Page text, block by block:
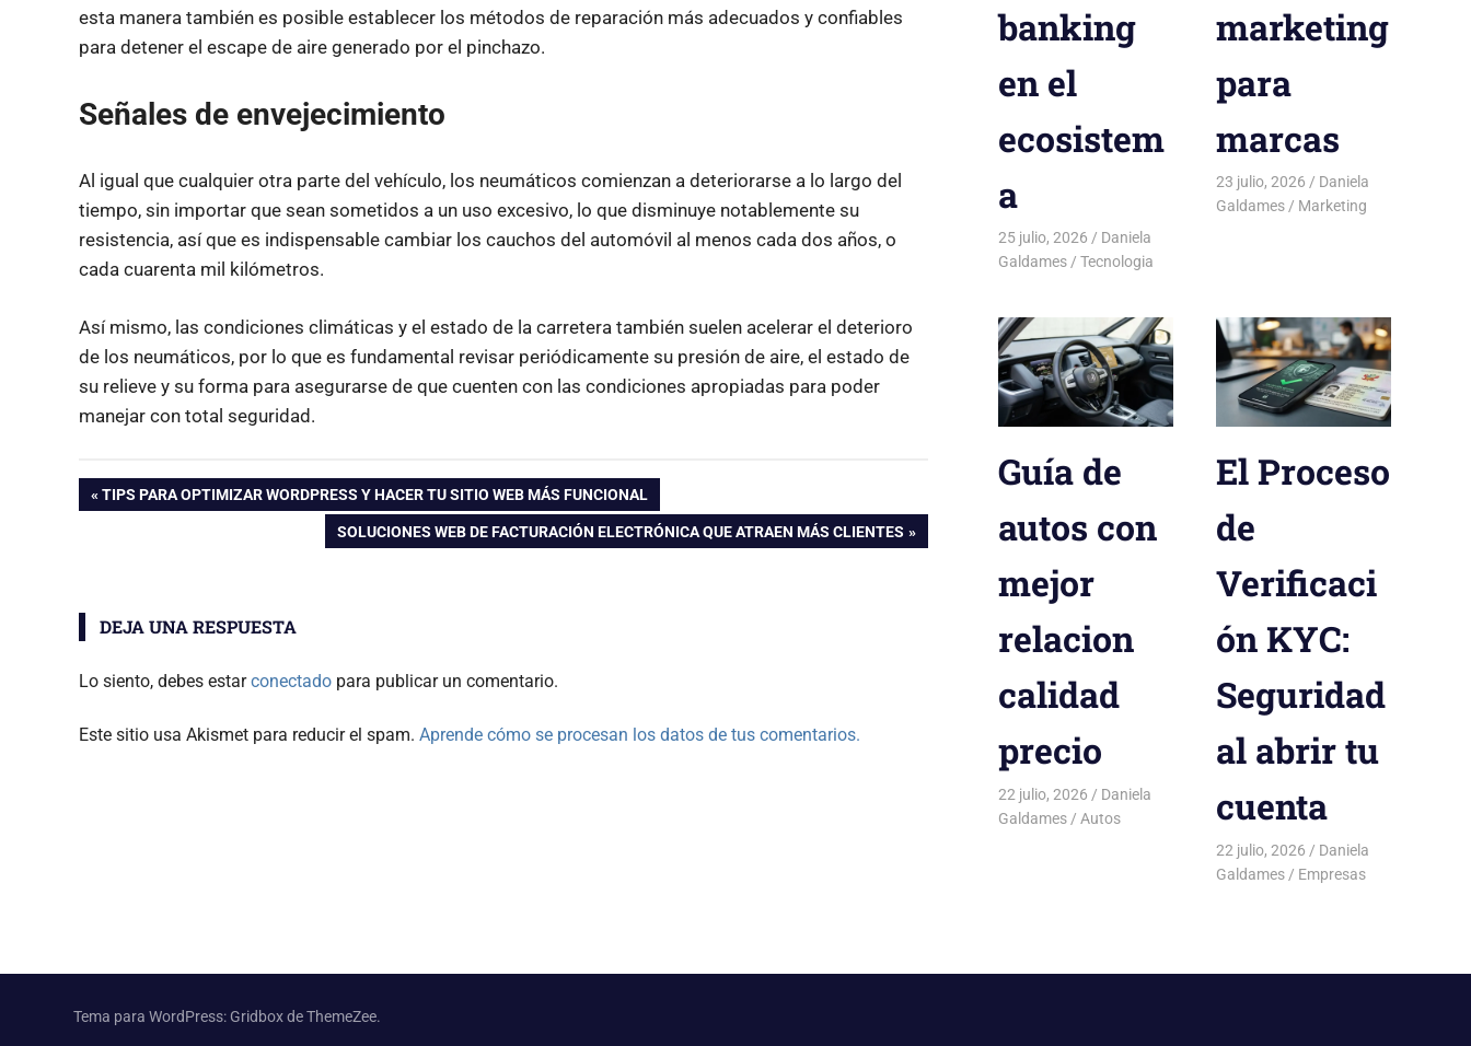
esta manera también es posible establecer los métodos de reparación más adecuados y confiables
para detener el escape de aire generado por el pinchazo.
Señales de envejecimiento
Al igual que cualquier otra parte del vehículo, los neumáticos comienzan a deteriorarse a lo largo del
tiempo, sin importar que sean sometidos a un uso excesivo, lo que disminuye notablemente su
resistencia, así que es indispensable cambiar los cauchos del automóvil al menos cada dos años, o
cada cuarenta mil kilómetros.
Así mismo, las condiciones climáticas y el estado de la carretera también suelen acelerar el deterioro
de los neumáticos, por lo que es fundamental revisar periódicamente su presión de aire, el estado de
su relieve y su forma para asegurarse de que cuenten con las condiciones apropiadas para poder
manejar con total seguridad.
Navegación
ENTRADA
TIPS PARA OPTIMIZAR WORDPRESS Y HACER TU SITIO WEB MÁS FUNCIONAL
ENTRADA
SIGUIENTE:
SOLUCIONES WEB DE FACTURACIÓN ELECTRÓNICA QUE ATRAEN MÁS CLIENTES
DEJA UNA RESPUESTA
Lo siento, debes estarconectado para publicar un comentario.
Este sitio usa Akismet para reducir el spam. Aprende cómo se procesan los datos de tus comentarios.
banking
en el
ecosistem
a
25 julio, 2026
Daniela
Galdames
Tecnologia
marketing
para
marcas
23 julio, 2026
Daniela
Galdames
Marketing
Guía de
autos con
mejor
relacion
calidad
precio
22 julio, 2026
Daniela
Galdames
Autos
El Proceso
de
Verificaci
ón KYC:
Seguridad
al abrir tu
cuenta
22 julio, 2026
Daniela
Galdames
Empresas
Tema para WordPress: Gridbox de ThemeZee.